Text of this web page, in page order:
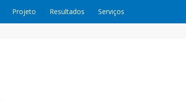
Projeto Resultados Serviços